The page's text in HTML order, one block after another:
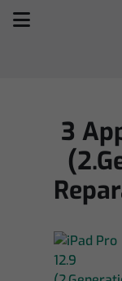
Selbst
Shop
3